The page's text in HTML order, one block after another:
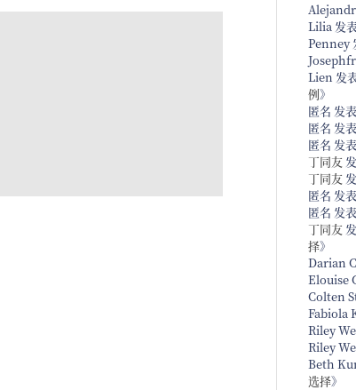
Lilia 发
Penney
Lien 发
例》
匿名 发
匿名 发
匿名 发
丁同友
丁同友
匿名 发
匿名 发
丁同友
择》
Darian
Elouise
Colten
Fabiola
Riley
Riley
Beth
选择》